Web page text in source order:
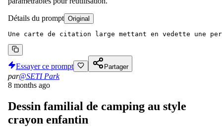
Détails du prompt Original
Une carte de citation large mettant en vedette une
Essayer ce prompt Partager
par@SETI Park
8 months ago
Dessin familial de camping au style
crayon enfantin